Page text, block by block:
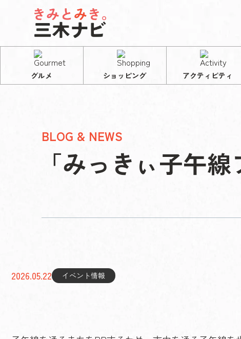
グルメ ショッピング アクティビティ
BLOG & NEWS
「みっきぃ子午
2026.05.22 イベント情報